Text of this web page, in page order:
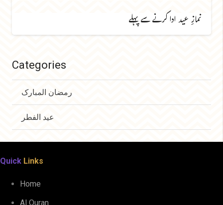
نمازِ عید ادا کرنے سے پہلے
Categories
رمضان المبارک
عید الفطر
Quick Links
Home
Al Quran